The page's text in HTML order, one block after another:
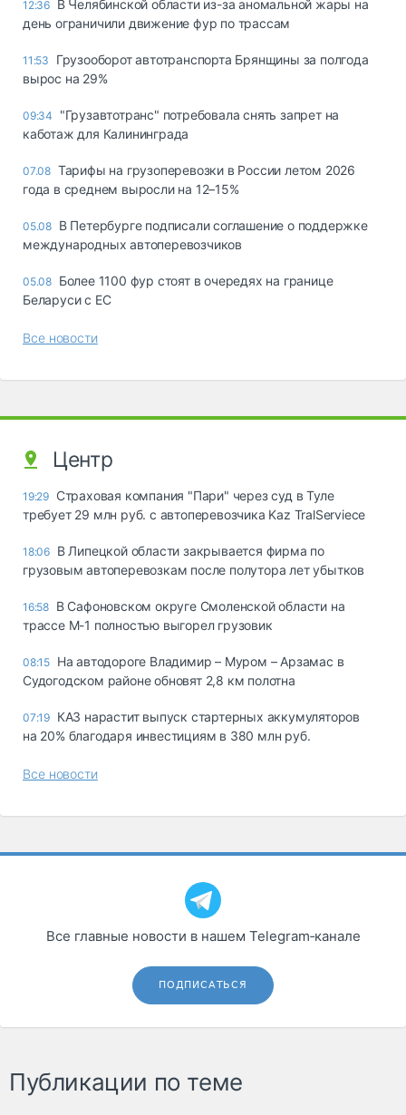
12:36
В Челябинской области из-за аномальной жары на
день ограничили движение фур по трассам
11:53
Грузооборот автотранспорта Брянщины за полгода
вырос на 29%
09:34
"Грузавтотранс" потребовала снять запрет на
каботаж для Калининграда
07.08 Тарифы на грузоперевозки в России летом 2026
года в среднем выросли на 12–15%
05.08 В Петербурге подписали соглашение о поддержке
международных автоперевозчиков
05.08 Более 1100 фур стоят в очередях на границе
Беларуси с ЕС
Все новости
Центр
19:29 Страховая компания "Пари" через суд в Туле
требует 29 млн руб. с автоперевозчика Kaz TralServiece
18:06 В Липецкой области закрывается фирма по
грузовым автоперевозкам после полутора лет убытков
16:58 В Сафоновском округе Смоленской области на
трассе М-1 полностью выгорел грузовик
08:15 На автодороге Владимир – Муром – Арзамас в
Судогодском районе обновят 2,8 км полотна
07:19 КАЗ нарастит выпуск стартерных аккумуляторов
на 20% благодаря инвестициям в 380 млн руб.
Все новости
Все главные новости в нашем Telegram‑канале
ПОДПИСАТЬСЯ
Публикации по теме